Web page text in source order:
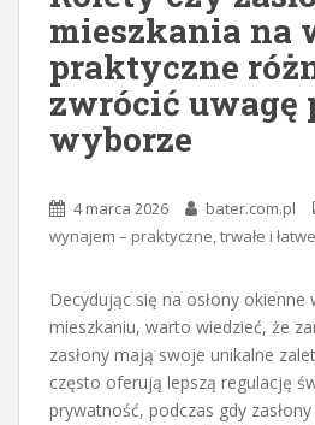
mieszkania na
praktyczne
zwrócić uwagę
wyborze
4 marca 2026 bater.com.pl
wynajem – praktyczne, trwałe i
Decydując się na osłony
mieszkaniu, warto wiedzieć, że
zasłony mają swoje unikalne
często oferują lepszą regulację
prywatność, podczas gdy